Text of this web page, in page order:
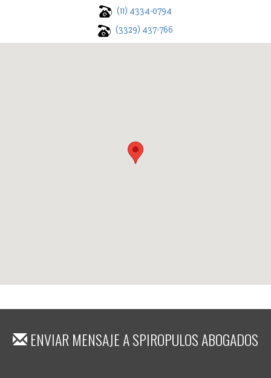
(11) 4334-0794
(3329) 437-766
ENVIAR MENSAJE ASPIROPULOS ABOGADOS